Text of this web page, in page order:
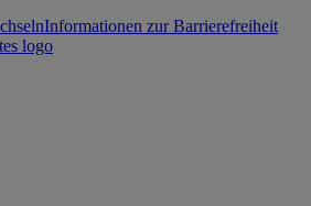
Informationen zur Barrierefreiheit